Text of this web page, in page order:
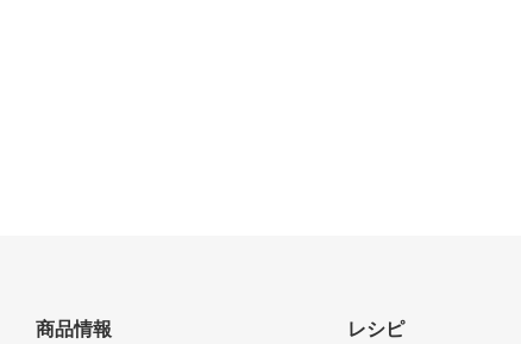
商品情報 レシピ